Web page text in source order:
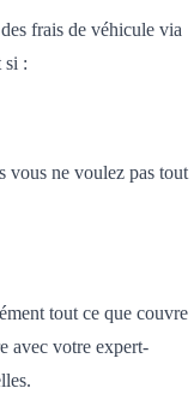
frais de véhicule via
si :
vous ne voulez pas tout
tout ce que couvre
avec votre expert-